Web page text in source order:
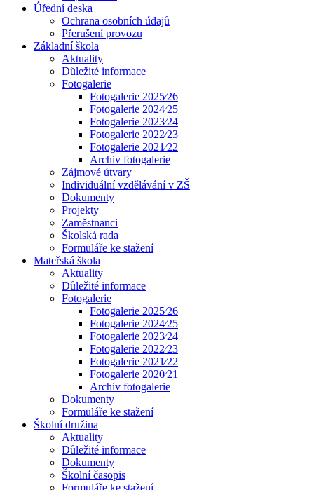
Úřední deska
Ochrana osobních údajů
Přerušení provozu
Základní škola
Aktuality
Důležité informace
Fotogalerie
Fotogalerie 2025⁄26
Fotogalerie 2024⁄25
Fotogalerie 2023⁄24
Fotogalerie 2022⁄23
Fotogalerie 2021⁄22
Archiv fotogalerie
Zájmové útvary
Individuální vzdělávání v ZŠ
Dokumenty
Projekty
Zaměstnanci
Školská rada
Formuláře ke stažení
Mateřská škola
Aktuality
Důležité informace
Fotogalerie
Fotogalerie 2025⁄26
Fotogalerie 2024⁄25
Fotogalerie 2023⁄24
Fotogalerie 2022⁄23
Fotogalerie 2021⁄22
Fotogalerie 2020⁄21
Archiv fotogalerie
Dokumenty
Formuláře ke stažení
Školní družina
Aktuality
Důležité informace
Dokumenty
Školní časopis
Formuláře ke stažení